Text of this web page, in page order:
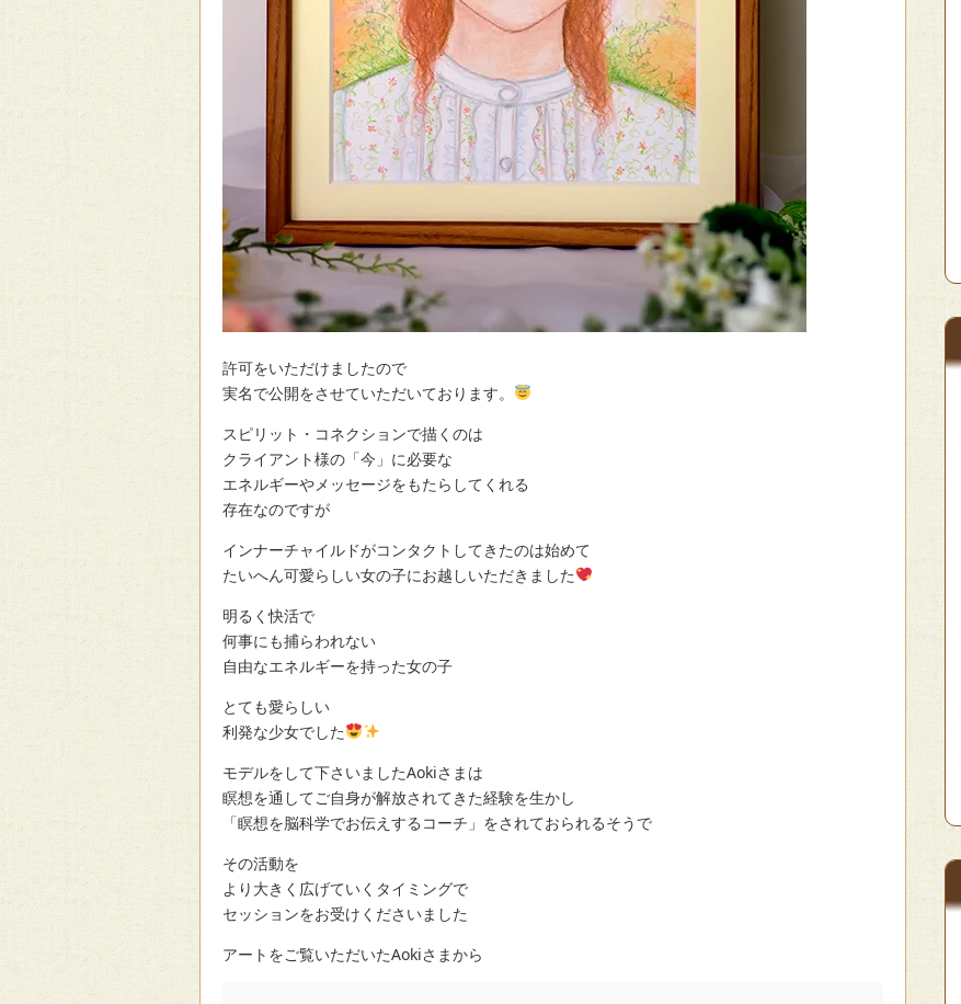
許可をいただけましたので
実名で公開をさせていただいております。
スピリット・コネクションで描くのは
クライアント様の「今」に必要な
エネルギーやメッセージをもたらしてくれる
存在なのですが
インナーチャイルドがコンタクトしてきたのは始めて
たいへん可愛らしい女の子にお越しいただきました
明るく快活で
何事にも捕らわれない
自由なエネルギーを持った女の子
とても愛らしい
利発な少女でした
モデルをして下さいましたAokiさまは
瞑想を通してご自身が解放されてきた経験を生かし
「瞑想を脳科学でお伝えするコーチ」をされておられるそうで
その活動を
より大きく広げていくタイミングで
セッションをお受けくださいました
アートをご覧いただいたAokiさまから